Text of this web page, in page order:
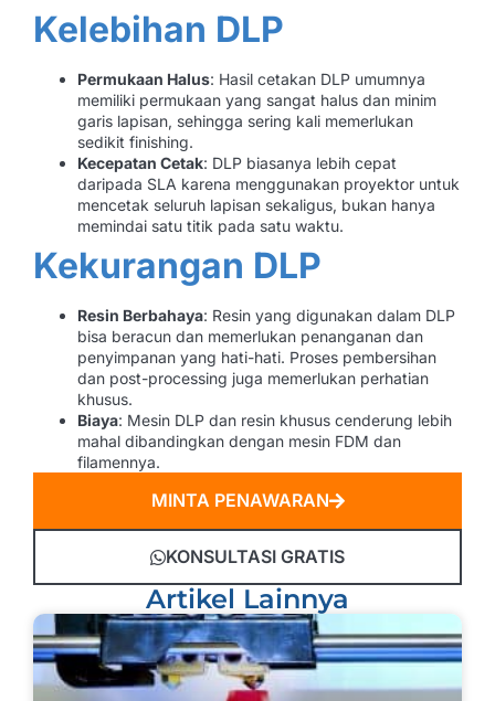
Kelebihan DLP
Permukaan Halus: Hasil cetakan DLP umumnya
memiliki permukaan yang sangat halus dan minim
garis lapisan, sehingga sering kali memerlukan
sedikit finishing.
Kecepatan Cetak: DLP biasanya lebih cepat
daripada SLA karena menggunakan proyektor untuk
mencetak seluruh lapisan sekaligus, bukan hanya
memindai satu titik pada satu waktu.
Kekurangan DLP
Resin Berbahaya: Resin yang digunakan dalam DLP
bisa beracun dan memerlukan penanganan dan
penyimpanan yang hati-hati. Proses pembersihan
dan post-processing juga memerlukan perhatian
khusus.
Biaya: Mesin DLP dan resin khusus cenderung lebih
mahal dibandingkan dengan mesin FDM dan
filamennya.
MINTA PENAWARAN
KONSULTASI GRATIS
Artikel Lainnya